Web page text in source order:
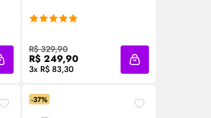
Adicionar à sacola
R$ 329,90
R$ 249,90
3x R$ 83,30
Compre Agora ❯
Adicionar à sacola
-37%